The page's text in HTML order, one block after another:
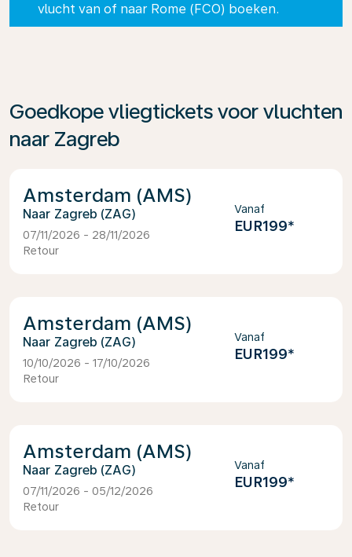
vlucht van of naar Rome (FCO) boeken.
Goedkope vliegtickets voor vluchten
naar Zagreb
Amsterdam (AMS)
Zagreb (ZAG)
07/11/2026 - 28/11/2026
Retour
Vanaf
EUR199*
Amsterdam (AMS)
Zagreb (ZAG)
10/10/2026 - 17/10/2026
Retour
Vanaf
EUR199*
Amsterdam (AMS)
Zagreb (ZAG)
07/11/2026 - 05/12/2026
Retour
Vanaf
EUR199*